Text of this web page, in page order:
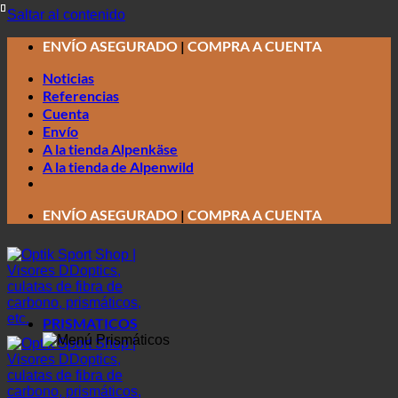
Saltar al contenido
ENVÍO ASEGURADO | COMPRA A CUENTA
Noticias
Referencias
Cuenta
Envío
A la tienda Alpenkäse
A la tienda de Alpenwild
ENVÍO ASEGURADO | COMPRA A CUENTA
PRISMATICOS